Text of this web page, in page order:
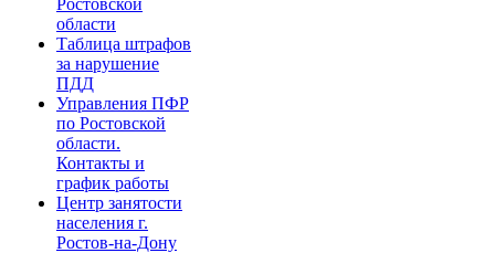
Ростовской
области
Таблица штрафов
за нарушение
ПДД
Управления ПФР
по Ростовской
области.
Контакты и
график работы
Центр занятости
населения г.
Ростов-на-Дону